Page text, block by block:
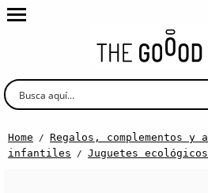
Home / Regalos, complementos y
infantiles / Juguetes ecológicos